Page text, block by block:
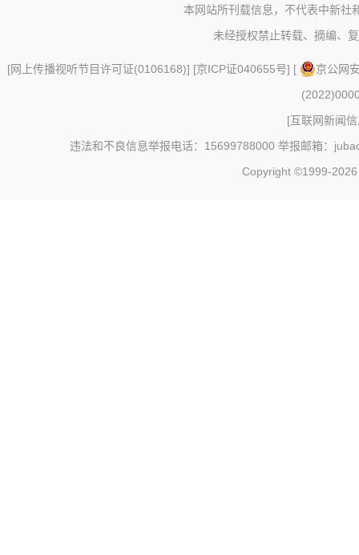
本网站所刊载信息，不代表中新社
未经授权禁止转载、摘编、
[网上传播视听节目许可证(0106168)] [京ICP证040655号] [
京公网
[互联网新闻
违法和不良信息举报电话：15699788000 举报邮箱：
Copyright ©1999-